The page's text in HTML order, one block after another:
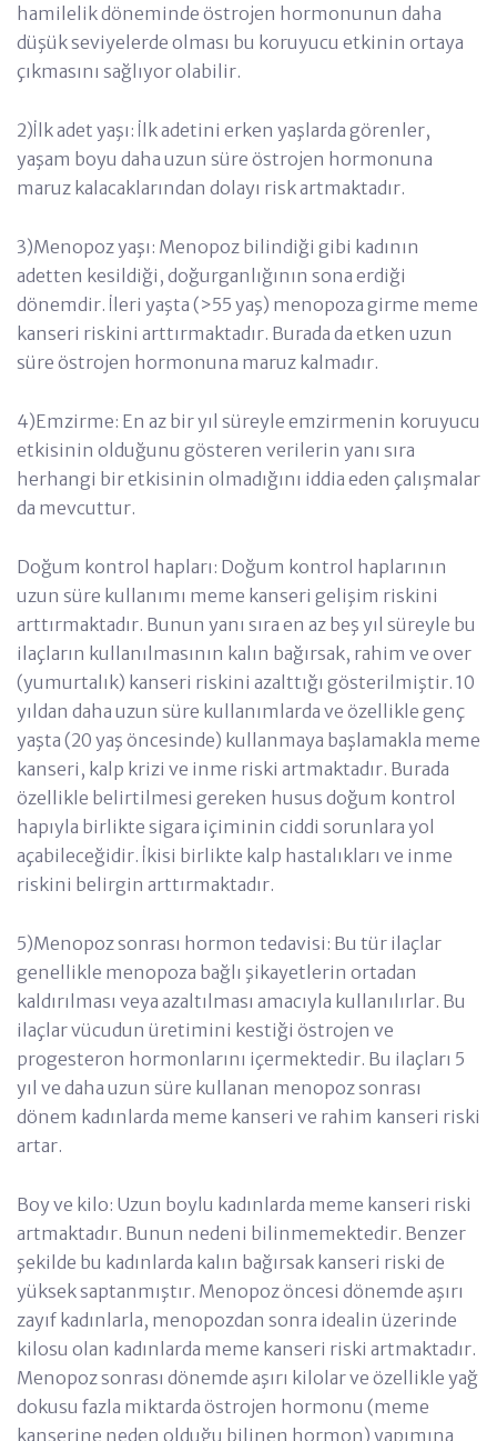
hamilelik döneminde östrojen hormonunun daha
düşük seviyelerde olması bu koruyucu etkinin ortaya
çıkmasını sağlıyor olabilir.
2)İlk adet yaşı: İlk adetini erken yaşlarda görenler,
yaşam boyu daha uzun süre östrojen hormonuna
maruz kalacaklarından dolayı risk artmaktadır.
3)Menopoz yaşı: Menopoz bilindiği gibi kadının
adetten kesildiği, doğurganlığının sona erdiği
dönemdir. İleri yaşta (>55 yaş) menopoza girme meme
kanseri riskini arttırmaktadır. Burada da etken uzun
süre östrojen hormonuna maruz kalmadır.
4)Emzirme: En az bir yıl süreyle emzirmenin koruyucu
etkisinin olduğunu gösteren verilerin yanı sıra
herhangi bir etkisinin olmadığını iddia eden çalışmalar
da mevcuttur.
Doğum kontrol hapları: Doğum kontrol haplarının
uzun süre kullanımı meme kanseri gelişim riskini
arttırmaktadır. Bunun yanı sıra en az beş yıl süreyle bu
ilaçların kullanılmasının kalın bağırsak, rahim ve over
(yumurtalık) kanseri riskini azalttığı gösterilmiştir. 10
yıldan daha uzun süre kullanımlarda ve özellikle genç
yaşta (20 yaş öncesinde) kullanmaya başlamakla meme
kanseri, kalp krizi ve inme riski artmaktadır. Burada
özellikle belirtilmesi gereken husus doğum kontrol
hapıyla birlikte sigara içiminin ciddi sorunlara yol
açabileceğidir. İkisi birlikte kalp hastalıkları ve inme
riskini belirgin arttırmaktadır.
5)Menopoz sonrası hormon tedavisi: Bu tür ilaçlar
genellikle menopoza bağlı şikayetlerin ortadan
kaldırılması veya azaltılması amacıyla kullanılırlar. Bu
ilaçlar vücudun üretimini kestiği östrojen ve
progesteron hormonlarını içermektedir. Bu ilaçları 5
yıl ve daha uzun süre kullanan menopoz sonrası
dönem kadınlarda meme kanseri ve rahim kanseri riski
artar.
Boy ve kilo: Uzun boylu kadınlarda meme kanseri riski
artmaktadır. Bunun nedeni bilinmemektedir. Benzer
şekilde bu kadınlarda kalın bağırsak kanseri riski de
yüksek saptanmıştır. Menopoz öncesi dönemde aşırı
zayıf kadınlarla, menopozdan sonra idealin üzerinde
kilosu olan kadınlarda meme kanseri riski artmaktadır.
Menopoz sonrası dönemde aşırı kilolar ve özellikle yağ
dokusu fazla miktarda östrojen hormonu (meme
kanserine neden olduğu bilinen hormon) yapımına